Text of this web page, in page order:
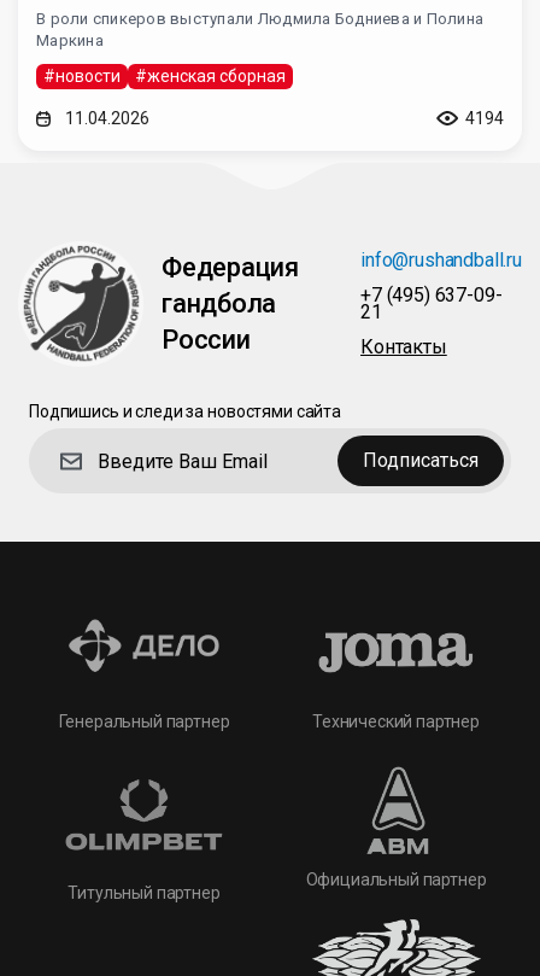
В роли спикеров выступали Людмила Бодниева и Полина
Маркина
#новости #женская сборная
11.04.2026 4194
Федерация
гандбола
России
info@rushandball.ru
+7 (495) 637-09-
21
Контакты
Подпишись и следи за новостями сайта
Подписаться
Генеральный партнер
Титульный партнер
Технический партнер
Официальный партнер